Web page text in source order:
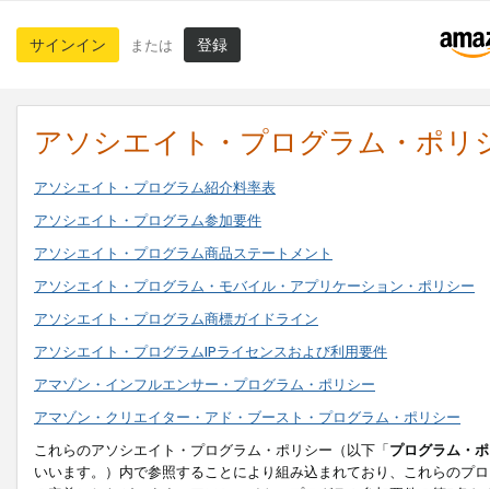
サインイン または 登録
アソシエイト・プログラム・ポリ
アソシエイト・プログラム紹介料率表
アソシエイト・プログラム参加要件
アソシエイト・プログラム商品ステートメント
アソシエイト・プログラム・モバイル・アプリケーション・ポリシー
アソシエイト・プログラム商標ガイドライン
アソシエイト・プログラムIPライセンスおよび利用要件
アマゾン・インフルエンサー・プログラム・ポリシー
アマゾン・クリエイター・アド・ブースト・プログラム・ポリシー
これらのアソシエイト・プログラム・ポリシー（以下「プログラム・
いいます。）内で参照することにより組み込まれており、これらのプ